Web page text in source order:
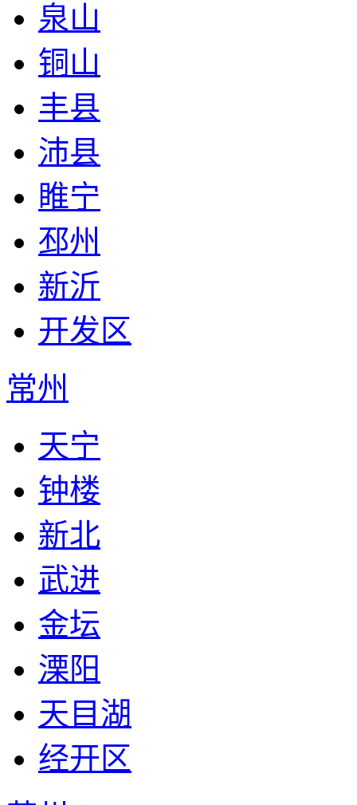
泉山
铜山
丰县
沛县
睢宁
邳州
新沂
开发区
常州
天宁
钟楼
新北
武进
金坛
溧阳
天目湖
经开区